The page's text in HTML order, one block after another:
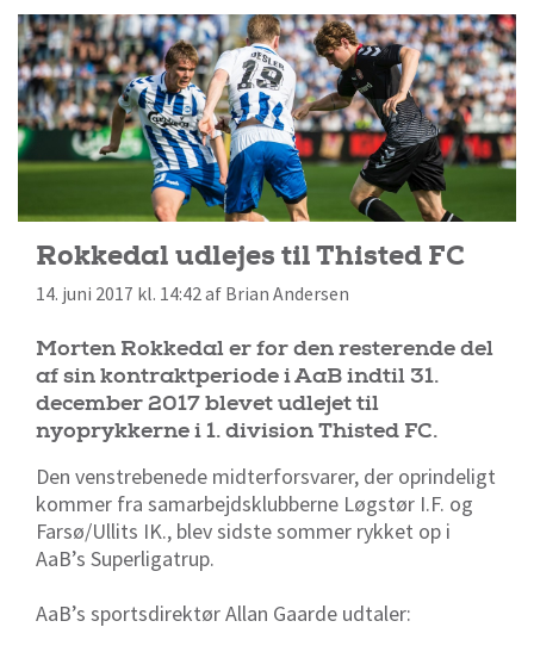
Rokkedal udlejes til Thisted FC
14. juni 2017 kl. 14:42 af Brian Andersen
Morten Rokkedal er for den resterende del
af sin kontraktperiode i AaB indtil 31.
december 2017 blevet udlejet til
nyoprykkerne i 1. division Thisted FC.
Den venstrebenede midterforsvarer, der oprindeligt
kommer fra samarbejdsklubberne Løgstør I.F. og
Farsø/Ullits IK., blev sidste sommer rykket op i
AaB’s Superligatrup.
AaB’s sportsdirektør Allan Gaarde udtaler: